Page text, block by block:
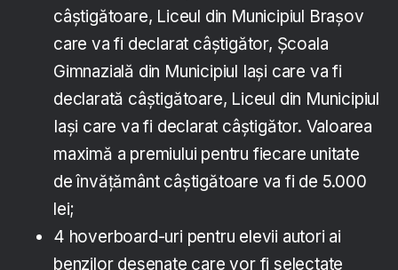
câştigătoare, Liceul din Municipiul Braşov
care va fi declarat câştigător, Şcoala
Gimnazială din Municipiul Iaşi care va fi
declarată câştigătoare, Liceul din Municipiul
Iaşi care va fi declarat câştigător. Valoarea
maximă a premiului pentru fiecare unitate
de învăţământ câştigătoare va fi de 5.000
lei;
4 hoverboard-uri pentru elevii autori ai
benzilor desenate care vor fi selectate